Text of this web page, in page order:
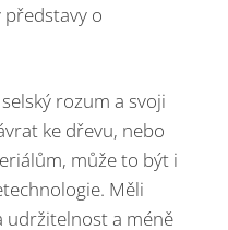
o
rozum a svoji
ke dřevu, nebo
může to být i
Měli
udržitelnost a méně